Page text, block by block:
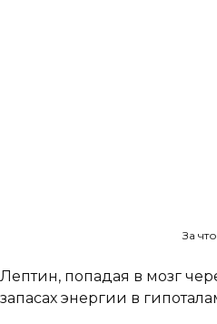
За
Лептин, попадая в мозг
запасах энергии в